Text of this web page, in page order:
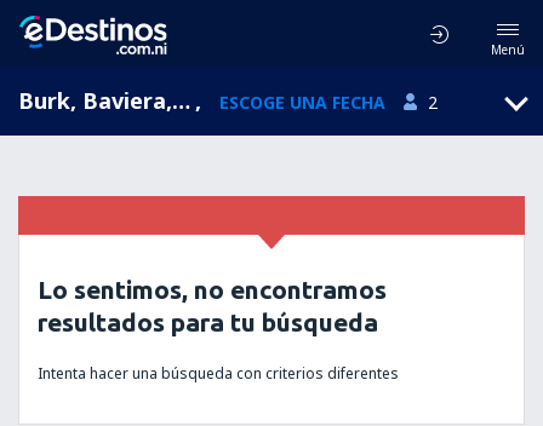
Menú
Burk, Baviera, Alemania , ESCOGE UNA FECHA 2
Lo sentimos, no encontramos
resultados para tu búsqueda
Intenta hacer una búsqueda con criterios diferentes